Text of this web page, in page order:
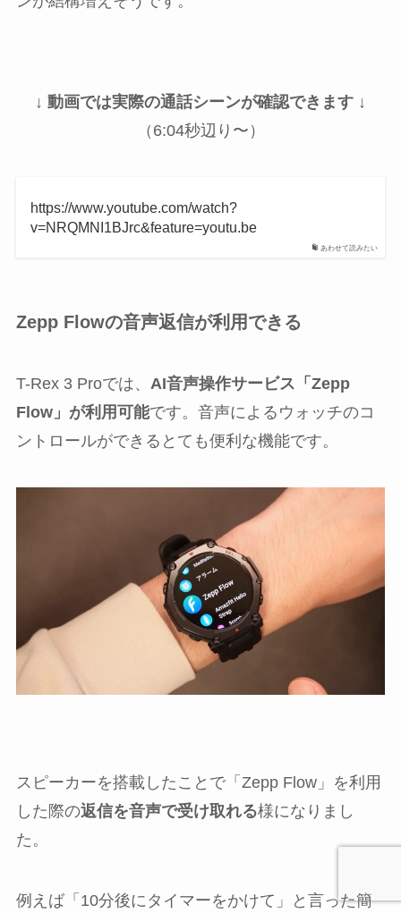
↓ 動画では実際の通話シーンが確認できます ↓
（6:04秒辺り〜）
あわせて読みたい
https://www.youtube.com/watch?
v=NRQMNI1BJrc&feature=youtu.be
Zepp Flowの音声返信が利用できる
T-Rex 3 Proでは、 AI音声操作サービス「Zepp
Flow」が利用可能です。音声によるウォッチのコ
ントロールができるとても便利な機能です。
スピーカーを搭載したことで「Zepp Flow」を利用
した際の返信を音声で受け取れる様になりまし
た。
例えば「10分後にタイマーをかけて」と言った簡